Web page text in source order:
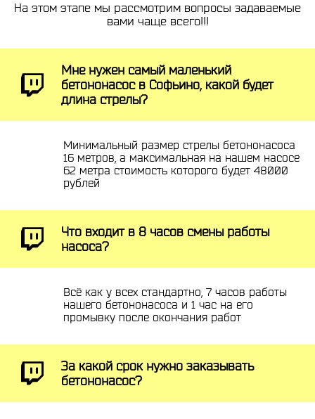
На этом этапе мы рассмотрим вопросы задаваемые
вами чаще всего!!!
Мне нужен самый маленький
бетононасос в Софьино, какой будет
длина стрелы?
Минимальный размер стрелы бетононасоса
16 метров, а максимальная на нашем насосе
62 метра стоимость которого будет 48000
рублей
Что входит в 8 часов смены работы
насоса?
Всё как у всех стандартно, 7 часов работы
нашего бетононасоса и 1 час на его
промывку после окончания работ
За какой срок нужно заказывать
бетононасос?